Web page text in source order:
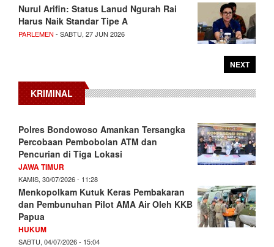
Nurul Arifin: Status Lanud Ngurah Rai
Harus Naik Standar Tipe A
PARLEMEN - SABTU, 27 JUN 2026
NEXT
KRIMINAL
Polres Bondowoso Amankan Tersangka
Percobaan Pembobolan ATM dan
Pencurian di Tiga Lokasi
JAWA TIMUR
KAMIS, 30/07/2026 - 11:28
Menkopolkam Kutuk Keras Pembakaran
dan Pembunuhan Pilot AMA Air Oleh KKB
Papua
HUKUM
SABTU, 04/07/2026 - 15:04